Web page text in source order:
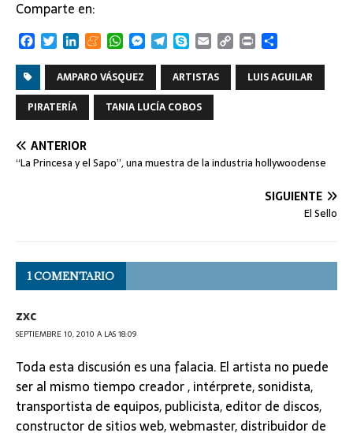
Comparte en:
F
e
b
o
k
T
i
t
t
e
L
n
k
d
n
M
n
e
a
m
W
a
t
s
A
M
s
e
n
r
T
e
g
r
S
y
p
e
E
a
i
C
y
P
i
n
m
p
r
AMPARO VÁSQUEZ ARTISTAS
LUIS AGUILAR
PIRATERÍA
TANIA LUCÍA COBOS
ANTERIOR
“La Princesa y el Sapo”, una muestra de la industria hollywoodense
SIGUIENTE
El Sello
1 COMENTARIO
zxc
SEPTIEMBRE 10, 2010 A LAS 18:09
Toda esta discusión es una falacia. El artista no puede
ser al mismo tiempo creador , intérprete, sonidista,
transportista de equipos, publicista, editor de discos,
constructor de sitios web, webmaster, distribuidor de